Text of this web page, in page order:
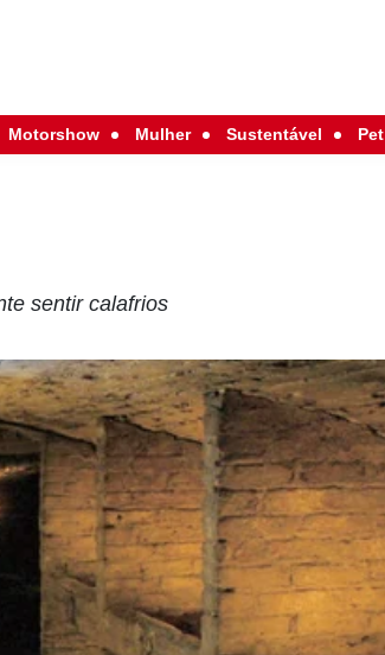
Motorshow Mulher Sustentável Pet
sentir calafrios